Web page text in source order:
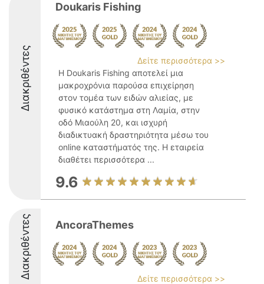
Διακριθέντες
Doukaris Fishing
Δείτε περισσότερα >>
Η Doukaris Fishing αποτελεί μια
μακροχρόνια παρούσα επιχείρηση
στον τομέα των ειδών αλιείας, με
φυσικό κατάστημα στη Λαμία, στην
οδό Μιαούλη 20, και ισχυρή
διαδικτυακή δραστηριότητα μέσω του
online καταστήματός της. Η εταιρεία
διαθέτει περισσότερα ...
9.6
Διακριθέντες AncoraThemes
Δείτε περισσότερα >>